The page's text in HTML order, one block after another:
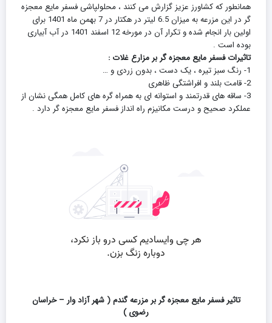
همانطور که کشاورز عزیز گزارش می کنند ، محلولپاشی فسفر مایع معجزه
گر در این مزرعه به میزان 6.5 لیتر در هکتار در 7 بهمن ماه 1401 برای
اولین بار انجام شده و تکرار آن در مورخه 12 اسفند 1401 در آب آبیاری
بوده است .
تاثیرات فسفر مایع معجزه گر بر مزارع غلات :
1- رنگ سبز تیره ، یک دست ، بدون زردی و …
2- قامت بلند و افراشتگی ظاهری
3- ساقه های قدرتمند و استوانه ای به همراه گره های کامل همگی نشان از
عملکرد صحیح و درست مکانیزم راه انداز فسفر مایع معجزه گر دارد .
تاثیر فسفر مایع معجزه گر بر مزرعه گندم ( شهر آزاد وار – خراسان
رضوی )